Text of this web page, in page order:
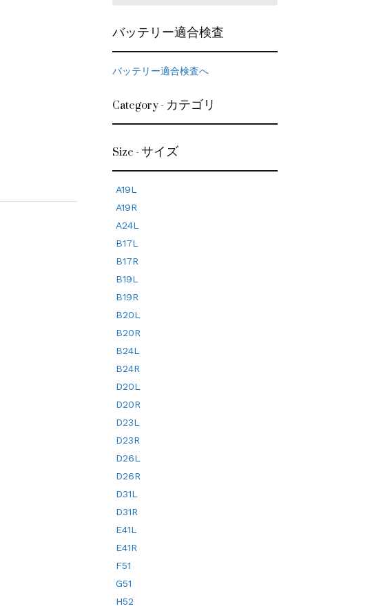
バッテリー適合検査
バッテリー適合検査へ
Category - カテゴリ
Size - サイズ
A19L
A19R
A24L
B17L
B17R
B19L
B19R
B20L
B20R
B24L
B24R
D20L
D20R
D23L
D23R
D26L
D26R
D31L
D31R
E41L
E41R
F51
G51
H52